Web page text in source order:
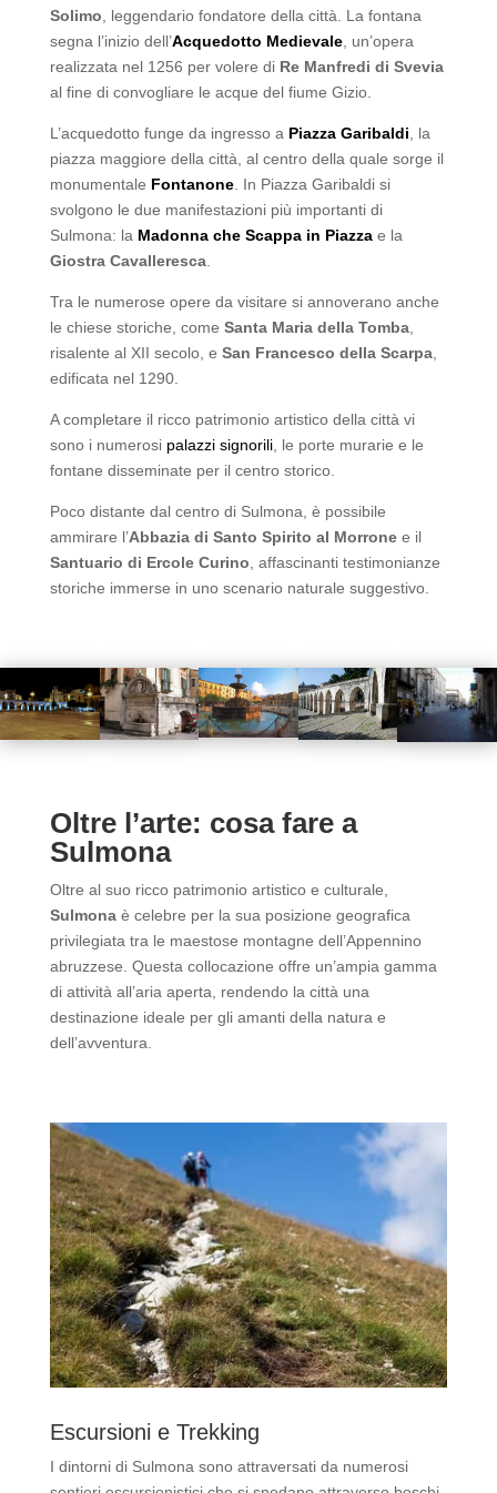
Solimo , leggendario fondatore della città. La fontana
segna l’inizio dell’Acquedotto Medievale, un’opera
realizzata nel 1256 per volere di Re Manfredi di Svevia
al fine di convogliare le acque del fiume Gizio.
L’acquedotto funge da ingresso a Piazza Garibaldi , la
piazza maggiore della città, al centro della quale sorge il
monumentale Fontanone. In Piazza Garibaldi si
svolgono le due manifestazioni più importanti di
Sulmona: la Madonna che Scappa in Piazzae la
Giostra Cavalleresca.
Tra le numerose opere da visitare si annoverano anche
le chiese storiche, come Santa Maria della Tomba,
risalente al XII secolo, e San Francesco della Scarpa,
edificata nel 1290.
A completare il ricco patrimonio artistico della città vi
sono i numerosi palazzi signorili, le porte murarie e le
fontane disseminate per il centro storico.
Poco distante dal centro di Sulmona, è possibile
ammirare l’Abbazia di Santo Spirito al Morronee il
Santuario di Ercole Curino , affascinanti testimonianze
storiche immerse in uno scenario naturale suggestivo.
Oltre l’arte: cosa fare a
Sulmona
Oltre al suo ricco patrimonio artistico e culturale,
Sulmonaè celebre per la sua posizione geografica
privilegiata tra le maestose montagne dell’Appennino
abruzzese. Questa collocazione offre un’ampia gamma
di attività all’aria aperta, rendendo la città una
destinazione ideale per gli amanti della natura e
dell’avventura.
Escursioni e Trekking
I dintorni di Sulmona sono attraversati da numerosi